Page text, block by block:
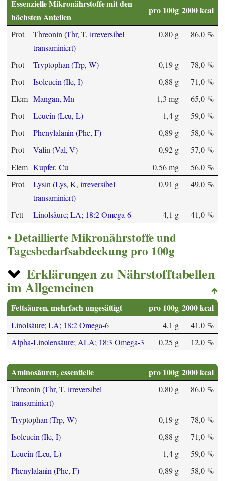
Essenzielle Mikronährstoffe mit den
höchsten Anteilen
pro 100g 2000 kcal
Prot
Threonin (Thr, T, irreversibel
transaminiert)
0,80 g 86,0 %
Prot Tryptophan (Trp, W) 0,19 g
78,0 %
Prot
Isoleucin (Ile, I) 0,88 g
71,0 %
Elem Mangan, Mn 1,3 mg
65,0 %
Prot
Leucin (Leu, L) 1,4 g
59,0 %
Prot
Phenylalanin (Phe, F) 0,89 g
58,0 %
Prot
Valin (Val, V) 0,92 g
57,0 %
Elem Kupfer, Cu 0,56 mg
56,0 %
Prot
Lysin (Lys, K, irreversibel
transaminiert)
0,91 g 49,0 %
Fett Linolsäure; LA; 18:2 Omega-6 4,1 g 41,0 %
Detaillierte Mikronährstoffe und
Tagesbedarfsabdeckung pro 100g
Erklärungen zu Nährstofftabellen
im Allgemeinen
Fettsäuren, mehrfach ungesättigt pro 100g 2000 kcal
Linolsäure; LA; 18:2 Omega-6 4,1 g
41,0 %
Alpha-Linolensäure; ALA; 18:3 Omega-3
0,25 g 12,0 %
Aminosäuren, essentielle pro 100g 2000 kcal
Threonin (Thr, T, irreversibel
transaminiert)
0,80 g 86,0 %
Tryptophan (Trp, W) 0,19 g
78,0 %
Isoleucin (Ile, I)
0,88 g
71,0 %
Leucin (Leu, L)
1,4 g
59,0 %
Phenylalanin (Phe, F)
0,89 g
58,0 %